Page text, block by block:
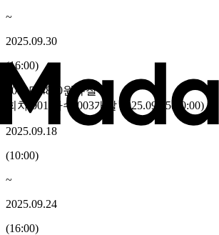
~
2025.09.30
(16:00)
4092만4800원
유찰
회차 001 /차수 003개찰 2025.09.25( 10:00)
2025.09.18
(10:00)
~
2025.09.24
(16:00)